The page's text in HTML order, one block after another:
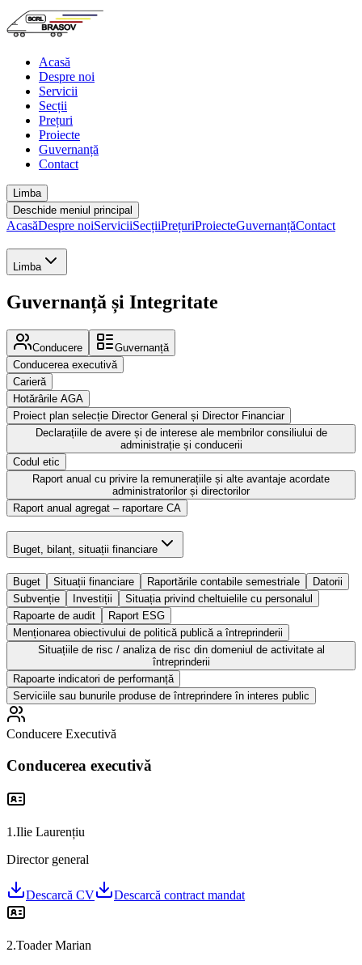
Acasă
Despre noi
Servicii
Secții
Prețuri
Proiecte
Guvernanță
Contact
Limba
Deschide meniul principal
AcasăDespre noiServiciiSecțiiPrețuriProiecteGuvernanțăContact
Limba
Guvernanță și Integritate
Conducere
Guvernanță
Conducerea executivă
Carieră
Hotărârile AGA
Proiect plan selecție Director General și Director Financiar
Declarațiile de avere și de interese ale membrilor consiliului de
administrație și conducerii
Codul etic
Raport anual cu privire la remunerațiile și alte avantaje acordate
administratorilor și directorilor
Raport anual agregat – raportare CA
Buget, bilanț, situații financiare
Buget Situații financiare Raportările contabile semestriale
Datorii
Subvenție
Investiții
Situația privind cheltuielile cu personalul
Rapoarte de audit
Raport ESG
Menționarea obiectivului de politică publică a întreprinderii
Situațiile de risc / analiza de risc din domeniul de activitate al
întreprinderii
Rapoarte indicatori de performanță
Serviciile sau bunurile produse de întreprindere în interes public
Conducere Executivă
Conducerea executivă
1.Ilie Laurențiu
Director general
Descarcă CV Descarcă contract mandat
2.Toader Marian